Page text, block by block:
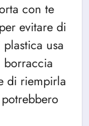
con te
evitare di
usa
borraccia
di riempirla